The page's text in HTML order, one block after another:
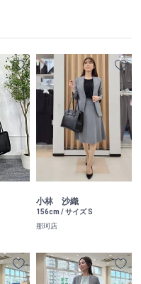
小林 沙織
156cm / サイズ S
那珂店